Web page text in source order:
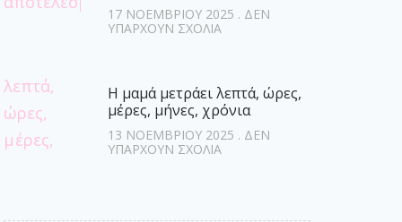
17 ΝΟΕΜΒΡΊΟΥ 2025
ΔΕΝ
ΥΠΆΡΧΟΥΝ ΣΧΌΛΙΑ
Η μαμά μετράει λεπτά, ώρες,
μέρες, μήνες, χρόνια
13 ΝΟΕΜΒΡΊΟΥ 2025
ΔΕΝ
ΥΠΆΡΧΟΥΝ ΣΧΌΛΙΑ